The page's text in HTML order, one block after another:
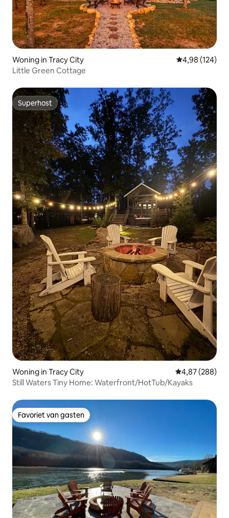
Woning in Tracy City Gemiddelde
4,98 (124)
Little Green Cottage
Superhost
Superhost
Woning in Tracy City Gemiddelde
4,87 (288)
Still Waters Tiny Home: Waterfront/HotTub/Kayaks
Favoriet van gasten
Favoriet van gasten